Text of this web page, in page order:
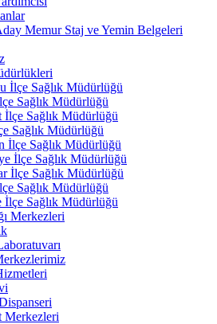
Memur Staj ve Yemin Belgeleri
İlçe Sağlık Müdürlüğü
Sağlık Müdürlüğü
İlçe Sağlık Müdürlüğü
Sağlık Müdürlüğü
İlçe Sağlık Müdürlüğü
İlçe Sağlık Müdürlüğü
İlçe Sağlık Müdürlüğü
Sağlık Müdürlüğü
İlçe Sağlık Müdürlüğü
Merkezleri
Merkezleri